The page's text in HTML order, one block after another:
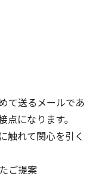
て送るメールであ
になります。
触れて関心を引く
ご提案